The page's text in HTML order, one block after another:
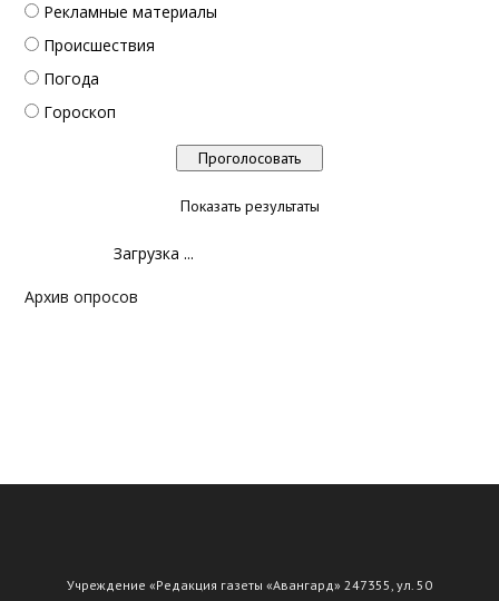
Рекламные материалы
Происшествия
Погода
Гороскоп
Показать результаты
Загрузка ...
Архив опросов
Учреждение «Редакция газеты «Авангард» 247355, ул. 50